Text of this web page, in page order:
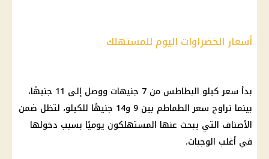
أسعار الخضراوات اليوم للمستهلك
بدأ سعر كيلو البطاطس من 7 جنيهات ووصل إلى 11 جنيهًا،
بينما تراوح سعر الطماطم بين 9 و14 جنيهًا للكيلو، لتظل ضمن
الأصناف التي يبحث عنها المستهلكون يوميًا بسبب دخولها
في أغلب الوجبات.